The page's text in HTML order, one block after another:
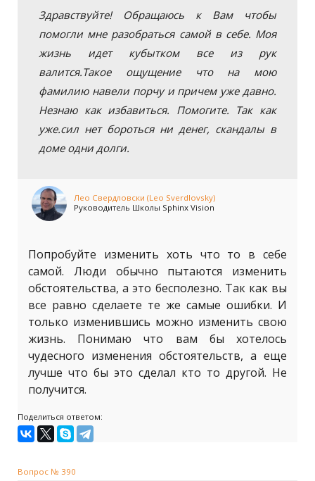
Здравствуйте! Обращаюсь к Вам чтобы
помогли мне разобраться самой в себе. Моя
жизнь идет кубытком все из рук
валится.Такое ощущение что на мою
фамилию навели порчу и причем уже давно.
Незнаю как избавиться. Помогите. Так как
уже.сил нет бороться ни денег, скандалы в
доме одни долги.
Лео Свердловски (Leo Sverdlovsky)
Руководитель Школы Sphinx Vision
Попробуйте изменить хоть что то в себе
самой. Люди обычно пытаются изменить
обстоятельства, а это бесполезно. Так как вы
все равно сделаете те же самые ошибки. И
только изменившись можно изменить свою
жизнь. Понимаю что вам бы хотелось
чудесного изменения обстоятельств, а еще
лучше что бы это сделал кто то другой. Не
получится.
Поделиться ответом:
Вопрос № 390